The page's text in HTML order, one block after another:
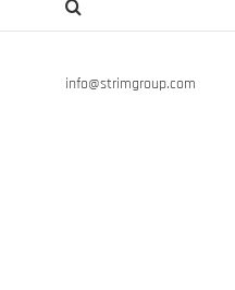
info@strimgroup.com